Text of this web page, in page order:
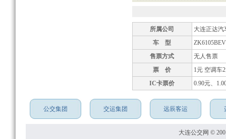
所属公司
大连正达汽
车 型
售票方式
无人售票
票 价
1元 空调车
IC卡票价
0.90元、
公交集团 交运集团 远辰客运
大连公交网 ©